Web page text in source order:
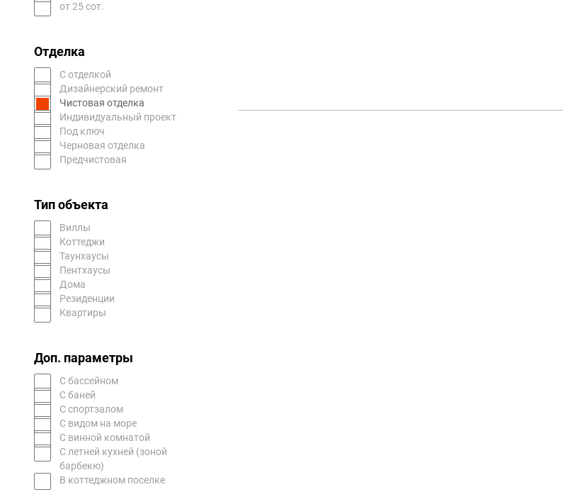
от 25 сот.
Отделка
С отделкой
Дизайнерский ремонт
Чистовая отделка
Индивидуальный проект
Под ключ
Черновая отделка
Предчистовая
Тип объекта
Виллы
Коттеджи
Таунхаусы
Пентхаусы
Дома
Резиденции
Квартиры
Доп. параметры
С бассейном
С баней
С спортзалом
С видом на море
С винной комнатой
С летней кухней (зоной
барбекю)
В коттеджном поселке